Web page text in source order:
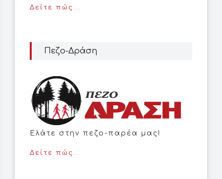
Δείτε πώς...
Πεζο-Δράση
Ελάτε στην πεζο-παρέα μας!
Δείτε πώς...